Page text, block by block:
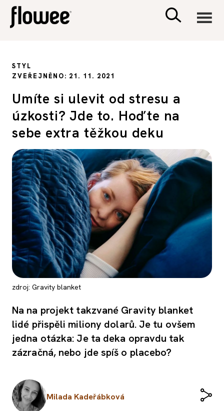
PSYCHOLOGIE
SEX A VZTAHY
PORADNA
STYL
ZVEŘEJNĚNO: 21. 11. 2021
Umíte si ulevit od stresu a
úzkosti? Jde to. Hoďte na
sebe extra těžkou deku
zdroj: Gravity blanket
Na na projekt takzvané Gravity blanket
lidé přispěli miliony dolarů. Je tu ovšem
jedna otázka: Je ta deka opravdu tak
zázračná, nebo jde spíš o placebo?
Milada Kadeřábková